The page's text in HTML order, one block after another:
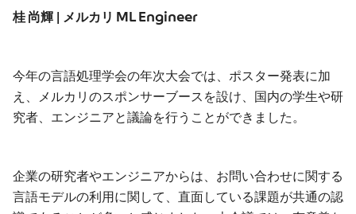
桂 尚輝 | メルカリ ML Engineer
今年の言語処理学会の年次大会では、ポスター発表に加
え、メルカリのスポンサーブースを設け、国内の学生や研
究者、エンジニアと議論を行うことができました。
企業の研究者やエンジニアからは、お問い合わせに関する
言語モデルの利用に関して、直面している課題が共通の認